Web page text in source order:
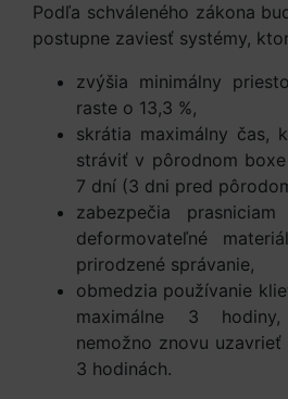
Podľa schváleného zákona
postupne zaviesť systémy,
zvýšia minimálny
raste o 13,3 %,
skrátia maximálny čas,
stráviť v pôrodnom
7 dní (3 dni pred
zabezpečia
deformovateľné
prirodzené správanie,
obmedzia používanie
maximálne 3
nemožno znovu
3 hodinách.